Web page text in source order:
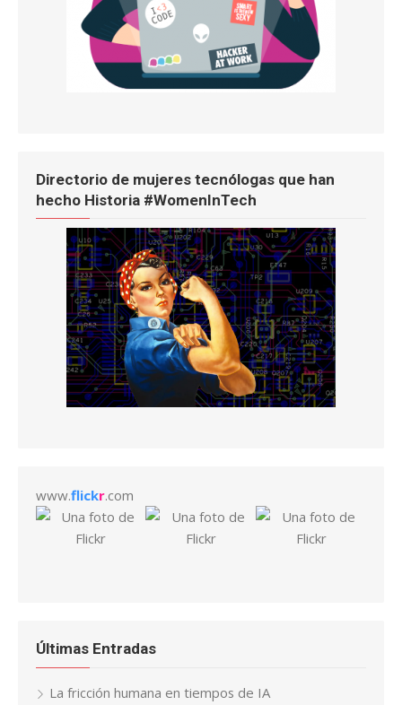
Directorio de mujeres tecnólogas que han
hecho Historia #WomenInTech
www.flickr.com
Últimas Entradas
La fricción humana en tiempos de IA